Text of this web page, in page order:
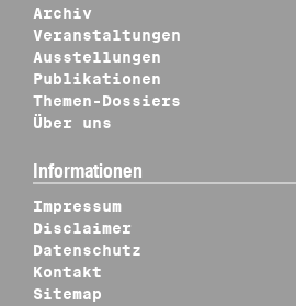
Archiv
Veranstaltungen
Ausstellungen
Publikationen
Themen-Dossiers
Über uns
Informationen
Impressum
Disclaimer
Datenschutz
Kontakt
Sitemap